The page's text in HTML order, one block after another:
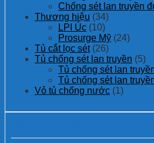
Chống sét lan truyền
Thương hiệu (34)
LPI Úc (10)
Prosurge Mỹ (24)
Tủ cắt lọc sét (26)
Tủ chống sét lan truyền (5)
Tủ chống sét lan
Tủ chống sét lan
Vỏ tủ chống nước (1)